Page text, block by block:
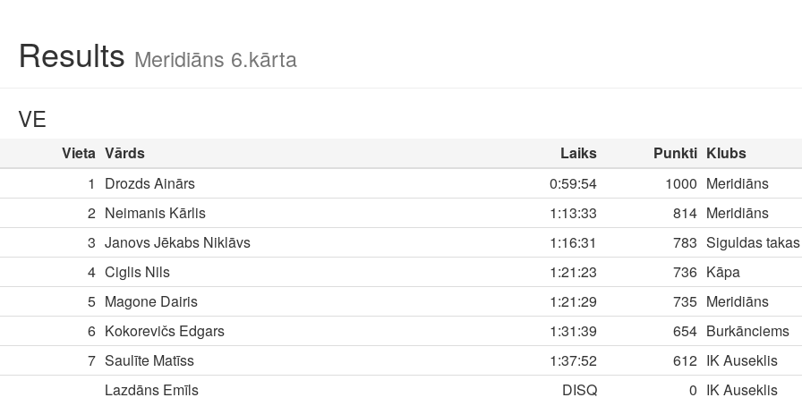
Results Meridiāns 6.kārta
VE
Vieta Vārds Laiks Punkti Klubs
1
Drozds Ainārs 0:59:54 1000 Meridiāns
2 Neimanis Kārlis 1:13:33 814 Meridiāns
3 Janovs Jēkabs Niklāvs 1:16:31 783 Siguldas takas
4 Ciglis Nils 1:21:23 736 Kāpa
5 Magone Dairis 1:21:29 735 Meridiāns
6 Kokorevičs Edgars 1:31:39 654 Burkānciems
7 Saulīte Matīss 1:37:52 612 IK Auseklis
Lazdāns Emīls
DISQ 0 IK Auseklis